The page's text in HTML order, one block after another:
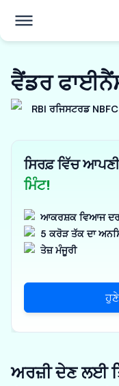
ਵੈਂਡਰ
RBI ਰਜਿਸਟਰਡ NBFC
ਸਿਰਫ਼ ਵਿੱਚ
ਮਿੰਟ!
ਆਕਰਸ਼ਕ ਵਿਆਜ
5 ਕਰੋੜ ਤੱਕ ਦਾ
ਤੇਜ਼ ਮੰਜੂਰੀ
ਅਰਜ਼ੀ ਦੇਣ ਲਈ